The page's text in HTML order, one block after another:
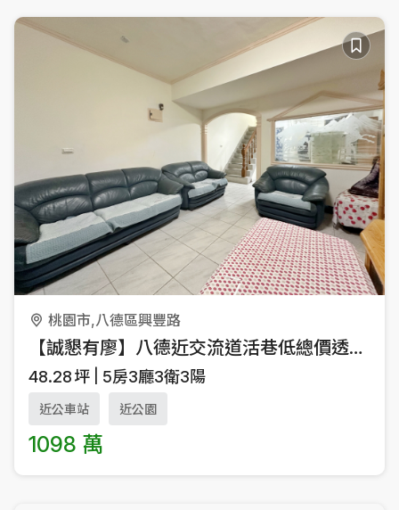
桃園市,八德區興豐路
【誠懇有廖】八德近交流道活巷低總價透天～
48.28坪 5房3廳3衛3陽
近公車站 近公園
1098 萬